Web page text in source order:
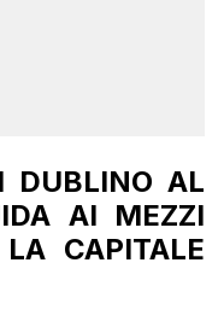
DUBLINO AL
AI MEZZI
LA CAPITALE